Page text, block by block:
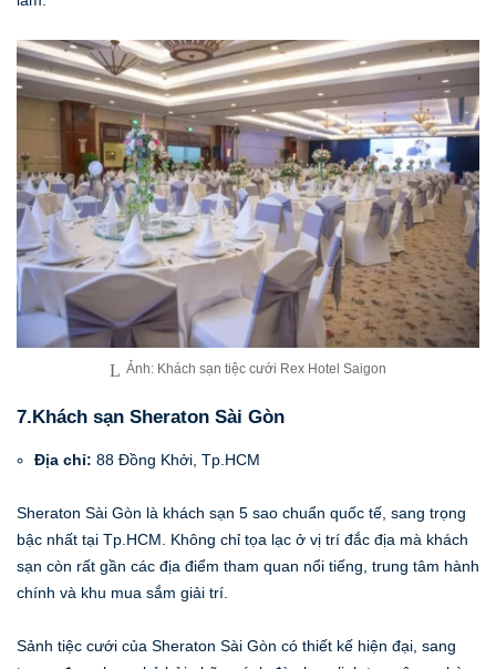
Ảnh: Khách sạn tiệc cưới Rex Hotel Saigon
7.Khách sạn Sheraton Sài Gòn
Địa chỉ: 88 Đồng Khởi, Tp.HCM
Sheraton Sài Gòn là khách sạn 5 sao chuẩn quốc tế, sang trọng
bậc nhất tại Tp.HCM. Không chỉ tọa lạc ở vị trí đắc địa mà khách
sạn còn rất gần các địa điểm tham quan nổi tiếng, trung tâm hành
chính và khu mua sắm giải trí.
Sảnh tiệc cưới của Sheraton Sài Gòn có thiết kế hiện đại, sang